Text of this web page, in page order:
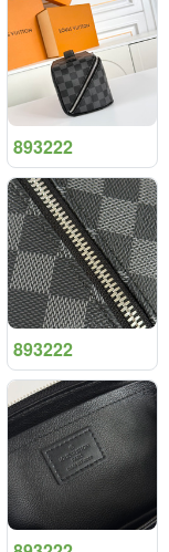
893222
893222